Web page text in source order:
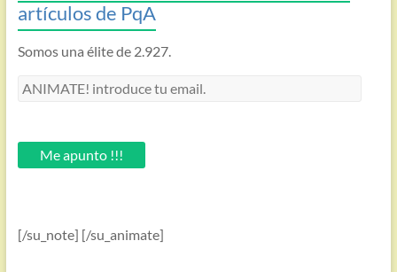
artículos de PqA
Somos una élite de 2.927.
ANIMATE!
email.Me apunto !!!
[/su_note] [/su_animate]